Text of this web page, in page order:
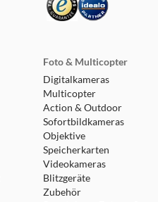
Foto & Multicopter
Digitalkameras
Multicopter
Action & Outdoor
Sofortbildkameras
Objektive
Speicherkarten
Videokameras
Blitzgeräte
Zubehör